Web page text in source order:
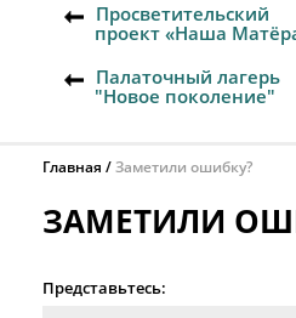
Просветительский
проект «Наша
Палаточный лагерь
"Новое поколение"
Главная Заметили ошибку?
ЗАМЕТИЛИ
Представьтесь: